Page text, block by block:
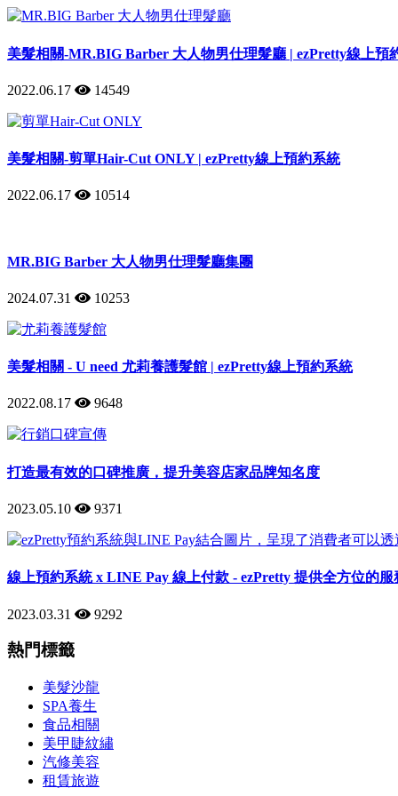
美髮相關-MR.BIG Barber 大人物男仕理髮廳 | ezPretty線上預
2022.06.17 14549
美髮相關-剪單Hair-Cut ONLY | ezPretty線上預約系統
2022.06.17 10514
MR.BIG Barber 大人物男仕理髮廳集團
2024.07.31 10253
美髮相關 - U need 尤莉養護髮館 | ezPretty線上預約系統
2022.08.17 9648
打造最有效的口碑推廣，提升美容店家品牌知名度
2023.05.10 9371
線上預約系統 x LINE Pay 線上付款 - ezPretty 提供全方位的服
2023.03.31 9292
熱門標籤
美髮沙龍
SPA養生
食品相關
美甲睫紋繡
汽修美容
租賃旅遊